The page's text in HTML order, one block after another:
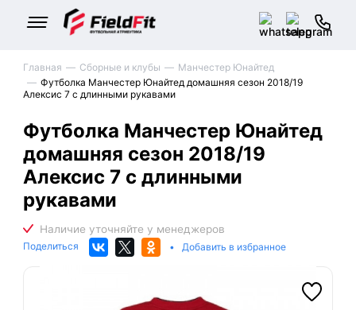
Главная Сборные и клубы
Манчестер Юнайтед
Футболка Манчестер Юнайтед домашняя сезон 2018/19
Алексис 7 с длинными рукавами
Футболка Манчестер Юнайтед
домашняя сезон 2018/19
Алексис 7 с длинными
рукавами
Поделиться • Добавить в избранное